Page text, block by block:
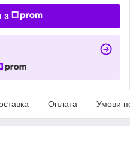
з
Оплата Умови